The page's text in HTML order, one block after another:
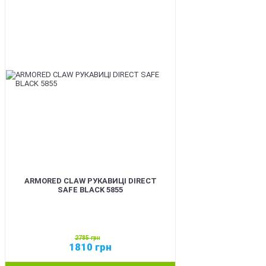
ARMORED CLAW РУКАВИЦІ DIRECT
SAFE BLACK 5855
2785грн
1810 грн